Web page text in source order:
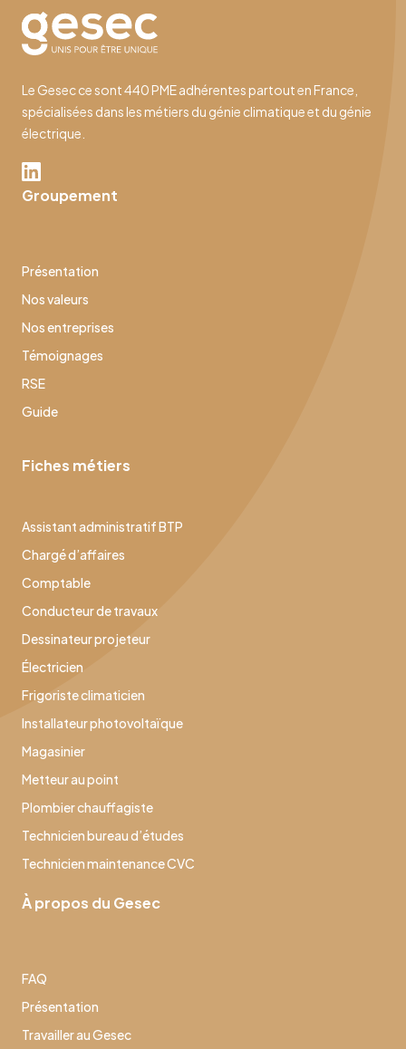
Le Gesec ce sont 440 PME adhérentes partout en France,
spécialisées dans les métiers du génie climatique et du génie
électrique.
Groupement
Présentation
Nos valeurs
Nos entreprises
Témoignages
RSE
Guide
Fiches métiers
Assistant administratif BTP
Chargé d’affaires
Comptable
Conducteur de travaux
Dessinateur projeteur
Électricien
Frigoriste climaticien
Installateur photovoltaïque
Magasinier
Metteur au point
Plombier chauffagiste
Technicien bureau d’études
Technicien maintenance CVC
À propos du Gesec
FAQ
Présentation
Travailler au Gesec